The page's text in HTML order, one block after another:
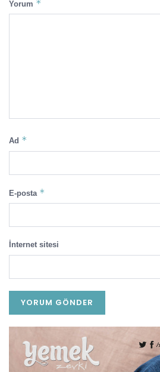
Yorum *
Ad *
E-posta *
İnternet sitesi